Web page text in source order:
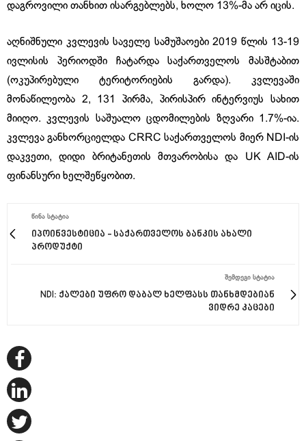
დაგროვილი თანხით ისარგებლებს, ხოლო 13%-მა არ იცის.
აღნიშნული კვლევის საველე სამუშაოები 2019 წლის 13-19
ივლისის პერიოდში ჩატარდა საქართველოს მასშტაბით
(ოკუპირებული ტერიტორიების გარდა). კვლევაში
მონაწილეობა 2, 131 პირმა, პირისპირ ინტერვიუს სახით
მიიღო. კვლევის საშუალო ცდომილების ზღვარი 1.7%-ია.
კვლევა განხორციელდა CRRC საქართველოს მიერ NDI-ის
დაკვეთი, დიდი ბრიტანეთის მთვარობისა და UK AID-ის
ფინანსური ხელშეწყობით.
ᲬᲘᲜᲐ ᲡᲢᲐᲢᲘᲐ
იპოინვესტიცია - საქართველოს ბანკის ახალი
პროდუქტი
ᲨᲔᲛᲓᲔᲒᲘ ᲡᲢᲐᲢᲘᲐ
NDI: ქალები უფრო დაბალ ხელფასს თანხმდებიან
ვიდრე კაცები